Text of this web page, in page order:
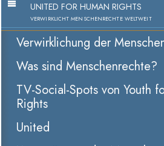
UNITED FOR HUMAN RIGHTS
VERWIRKLICHT MENSCHENRECHTE WELTWEIT
Verwirklichung der
Was sind Menschenrechte?
TV-Social-Spots von Youth
Rights
United